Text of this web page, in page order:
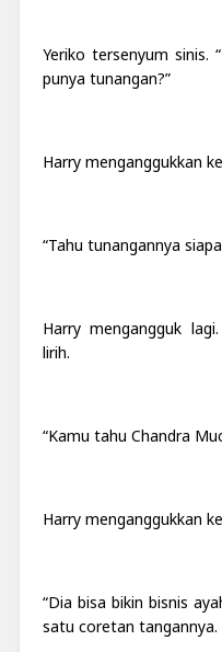
Yeriko tersenyum sinis.
punya tunangan?”
Harry menganggukkan
“Tahu tunangannya
Harry mengangguk
lirih.
“Kamu tahu Chandra
Harry menganggukkan
“Dia bisa bikin bisnis
satu coretan tangannya.